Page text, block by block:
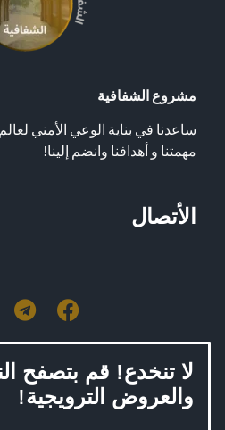
مشروع الشفافیة
ساعدنا في بنایة الوعي الأمني
مهمتنا و أهدافنا وانضم إلینا!
الأتصال
لا تنخدع! قم بتصفح
والعروض الترويجية!